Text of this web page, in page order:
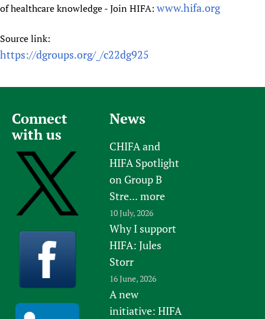
of healthcare knowledge - Join HIFA: www.hifa.org
Source link:
https://dgroups.org/_/c22dg925
Connect
with us
News
CHIFA and
HIFA Spotlight
on Group B
Stre... more
10 July, 2026
Why I support
HIFA: Jules
Storr
16 June, 2026
A new
initiative: HIFA